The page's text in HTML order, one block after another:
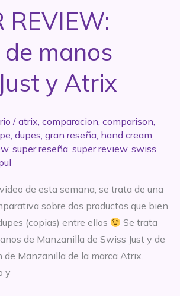
REVIEW:
manos
y Atrix
/ atrix, comparacion, comparison,
, dupes, gran reseña, hand cream,
, super reseña, super review, swiss
de esta semana, se trata de una
sobre dos productos que bien
(copias) entre ellos
Se trata
de Manzanilla de Swiss Just y de
de Manzanilla de la marca Atrix.
y